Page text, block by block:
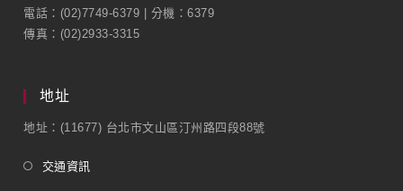
電話：(02)7749-6379 | 分機：6379
傳真：(02)2933-3315
地址
地址：(11677) 台北市文山區汀州路四段88號
交通資訊